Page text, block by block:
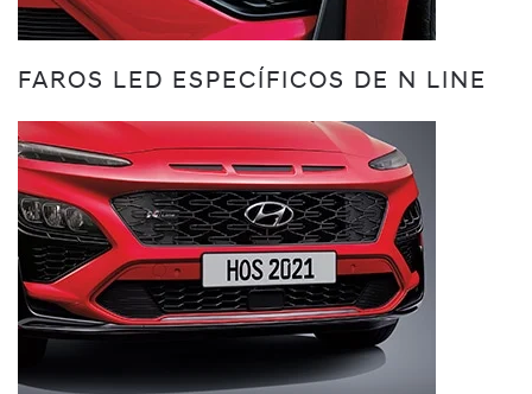
FAROS LED ESPECÍFICOS DE N LINE